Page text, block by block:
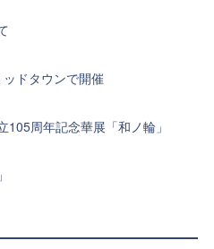
ドタウンで開催
周年記念華展「和ノ輪」